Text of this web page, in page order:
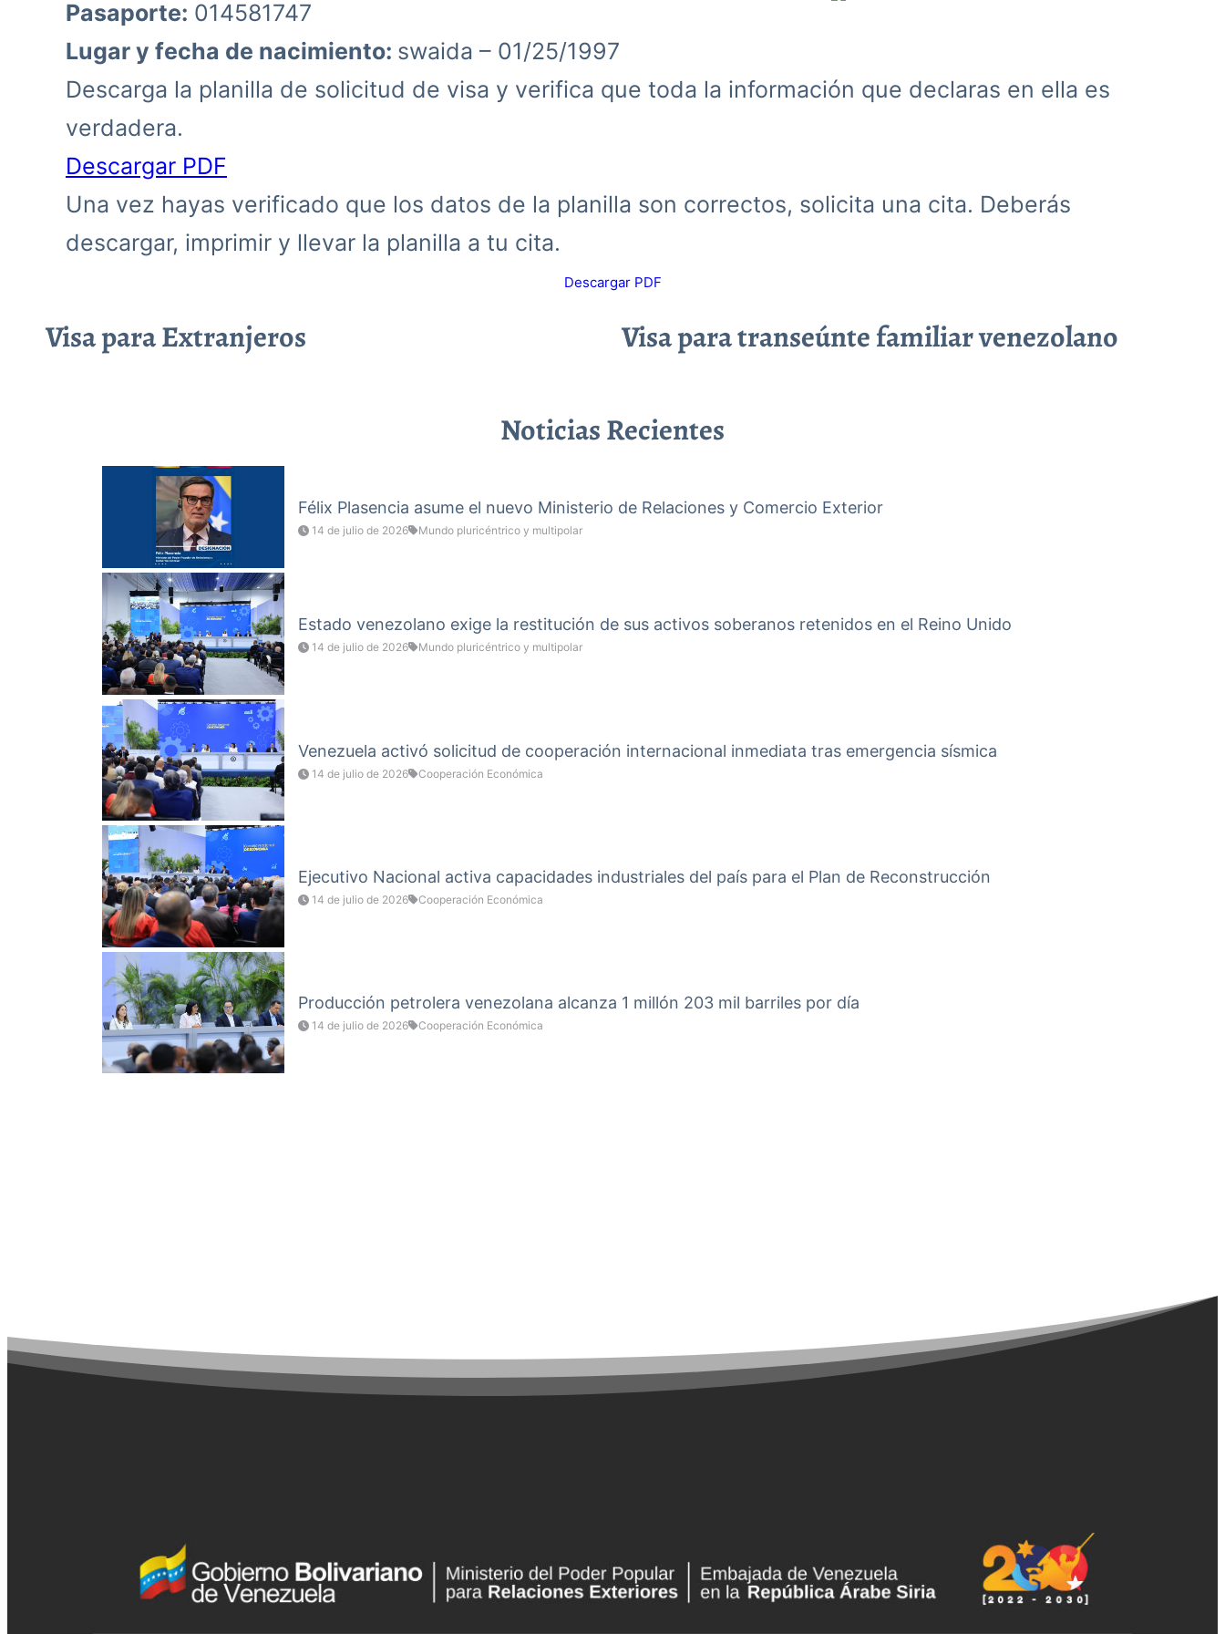
Pasaporte: 014581747
Lugar y fecha de nacimiento: swaida – 01/25/1997
Descarga la planilla de solicitud de visa y verifica que toda la información que declaras en ella es
verdadera.
Descargar PDF
Una vez hayas verificado que los datos de la planilla son correctos, solicita una cita. Deberás
descargar, imprimir y llevar la planilla a tu cita.
Descargar PDF
Visa para Extranjeros Visa para transeúnte familiar venezolano
Noticias Recientes
Félix Plasencia asume el nuevo Ministerio de Relaciones y Comercio Exterior
14 de julio de 2026 Mundo pluricéntrico y multipolar
Estado venezolano exige la restitución de sus activos soberanos retenidos en el Reino Unido
14 de julio de 2026 Mundo pluricéntrico y multipolar
Venezuela activó solicitud de cooperación internacional inmediata tras emergencia sísmica
14 de julio de 2026 Cooperación Económica
Ejecutivo Nacional activa capacidades industriales del país para el Plan de Reconstrucción
14 de julio de 2026 Cooperación Económica
Producción petrolera venezolana alcanza 1 millón 203 mil barriles por día
14 de julio de 2026 Cooperación Económica